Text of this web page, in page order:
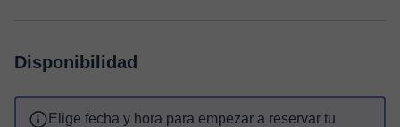
Disponibilidad
Elige fecha y hora para empezar a reservar tu